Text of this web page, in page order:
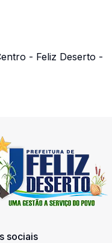
- Feliz Deserto -
sociais